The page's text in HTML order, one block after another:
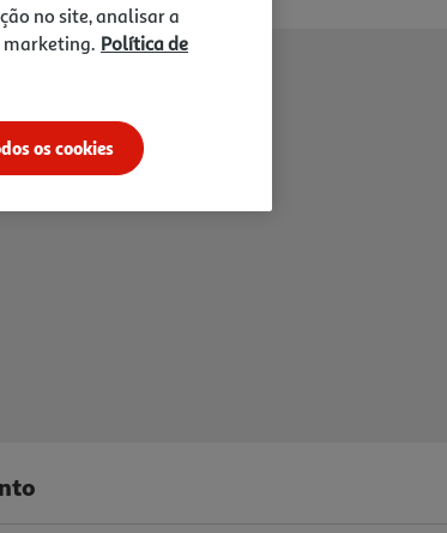
no site, analisar a
marketing. Política de
os cookies